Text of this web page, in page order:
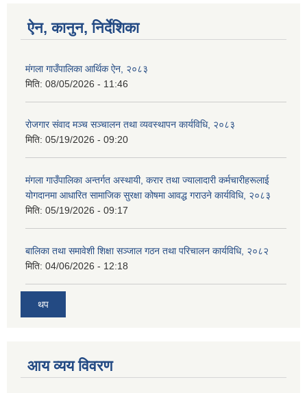
ऐन, कानुन, निर्देशिका
मंगला गाउँपालिका आर्थिक ऐन, २०८३
मिति: 08/05/2026 - 11:46
रोजगार संवाद मञ्च सञ्चालन तथा व्यवस्थापन कार्यविधि, २०८३
मिति: 05/19/2026 - 09:20
मंगला गाउँपालिका अन्तर्गत अस्थायी, करार तथा ज्यालादारी कर्मचारीहरूलाई
योगदानमा आधारित सामाजिक सुरक्षा कोषमा आवद्ध गराउने कार्यविधि, २०८३
मिति: 05/19/2026 - 09:17
बालिका तथा समावेशी शिक्षा सञ्जाल गठन तथा परिचालन कार्यविधि, २०८२
मिति: 04/06/2026 - 12:18
थप
आय व्यय विवरण